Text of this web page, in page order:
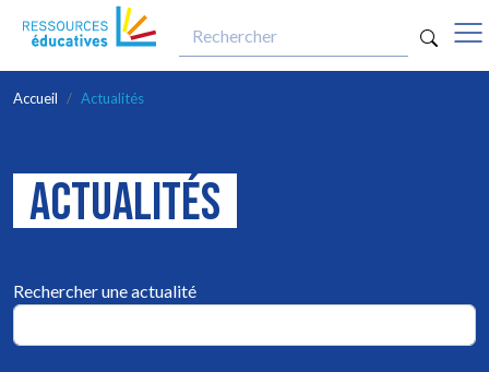
Aller au contenu principal
Accueil Actualités
ACTUALITÉS
Rechercher une actualité